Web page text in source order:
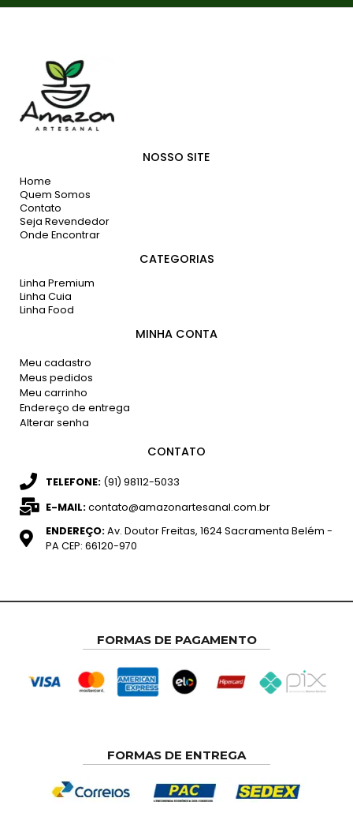
NOSSO SITE
Home
Quem Somos
Contato
Seja Revendedor
Onde Encontrar
CATEGORIAS
Linha Premium
Linha Cuia
Linha Food
MINHA CONTA
Meu cadastro
Meus pedidos
Meu carrinho
Endereço de entrega
Alterar senha
CONTATO
TELEFONE: (91) 98112-5033
E-MAIL:contato@amazonartesanal.com.br
ENDEREÇO:Av. Doutor Freitas, 1624 Sacramenta Belém -
PA CEP: 66120-970
FORMAS DE PAGAMENTO
FORMAS DE ENTREGA